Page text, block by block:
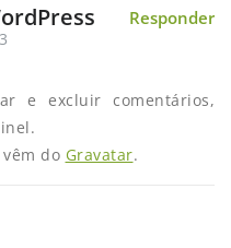
Responder
e excluir comentários,
do Gravatar.